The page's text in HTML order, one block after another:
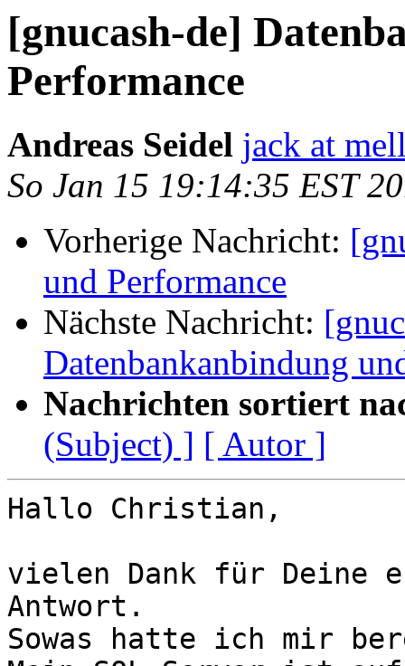
[gnucash-de]
Performance
Andreas Seidel jack at
So Jan 15 19:14:35 EST
Vorherige Nachricht:
und Performance
Nächste Nachricht:
Datenbankanbindung
Nachrichten sortiert
(Subject) ] [ Autor ]
Hallo Christian,
vielen Dank für Deine
Antwort.
Sowas hatte ich mir